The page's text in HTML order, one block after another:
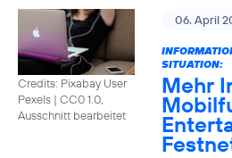
Credits: Pixabay User
Pexels | CC0 1.0,
Ausschnitt bearbeitet
06. April
SITUATION:
Mehr